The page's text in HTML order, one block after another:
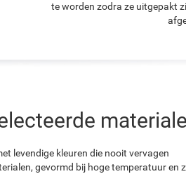
te worden zodra ze uitgepakt
levendige kleuren die nooit vervagen
gevormd bij hoge temperatuur en